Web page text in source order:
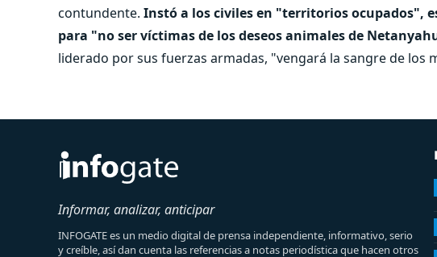
contundente. Instó a los civiles en "territorios ocupados",
para "no ser víctimas de los deseos animales de
liderado por sus fuerzas armadas, "vengará la sangre de los
Informar, analizar, anticipar
INFOGATE es un medio digital de prensa independiente, informativo, serio
y creíble, así dan cuenta las referencias a notas periodística que hacen otros